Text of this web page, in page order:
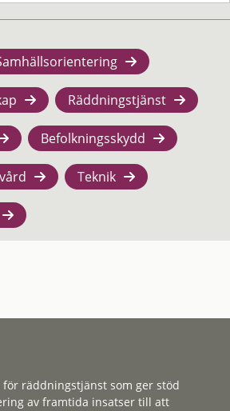
Räddningstjänst
Befolkningsskydd
Teknik
för räddningstjänst som ger stöd
av framtida insatser till att